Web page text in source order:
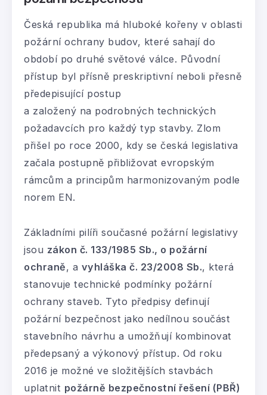
Česká republika má hluboké kořeny v oblasti
požární ochrany budov, které sahají do
období po druhé světové válce. Původní
přístup byl přísně preskriptivní neboli přesně
předepisující postup
a založený na podrobných technických
požadavcích pro každý typ stavby. Zlom
přišel po roce 2000, kdy se česká legislativa
začala postupně přibližovat evropským
rámcům a principům harmonizovaným podle
norem EN.
Základními pilíři současné požární legislativy
jsou zákon č. 133/1985 Sb., o požární
ochraně, a vyhláška č. 23/2008 Sb., která
stanovuje technické podmínky požární
ochrany staveb. Tyto předpisy definují
požární bezpečnost jako nedílnou součást
stavebního návrhu a umožňují kombinovat
předepsaný a výkonový přístup. Od roku
2016 je možné ve složitějších stavbách
uplatnit požárně bezpečnostní řešení (PBŘ)